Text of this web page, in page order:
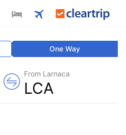
One Way
From Larnaca
LCA